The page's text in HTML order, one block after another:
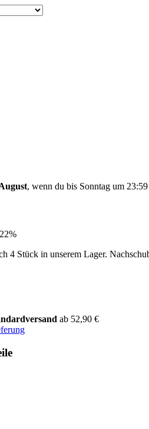
, wenn du bis Sonntag um
4 Stück in unserem Lager.
ab 52,90 €